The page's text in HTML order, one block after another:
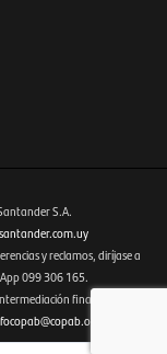
S.A.
y reclamos, diríjase a
099 306 165.
financiera, en el